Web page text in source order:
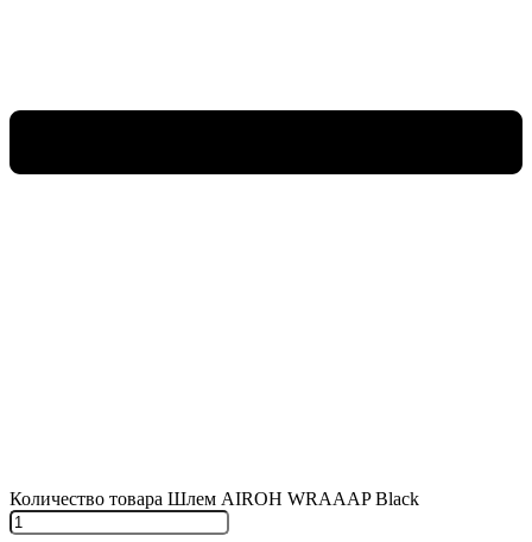
Количество товара Шлем AIROH WRAAAP Black